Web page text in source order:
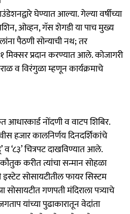
घेण्यात आल्या. गेल्या वर्षीच्या
ओव्हन, गॅस शेगडी या पाच मुख्य
पैठणी सोन्याची नथ; तर
मिक्सर प्रदान करण्यात आले. कोजागरी
व विरंगुळा म्हणून कार्यक्रमाचे
आधारकार्ड नोंदणी व वाटप शिबिर.
हजार कालनिर्णय दिनदर्शिकांचे
व ‘८३’ चित्रपट दाखविण्यात आले.
करीत त्यांचा सन्मान सोहळा
सोसायटीतील फायर सिस्टम
सोसायटीत गणपती मंदिराला पत्र्याचे
यांच्या पुढाकारातून वेदांता